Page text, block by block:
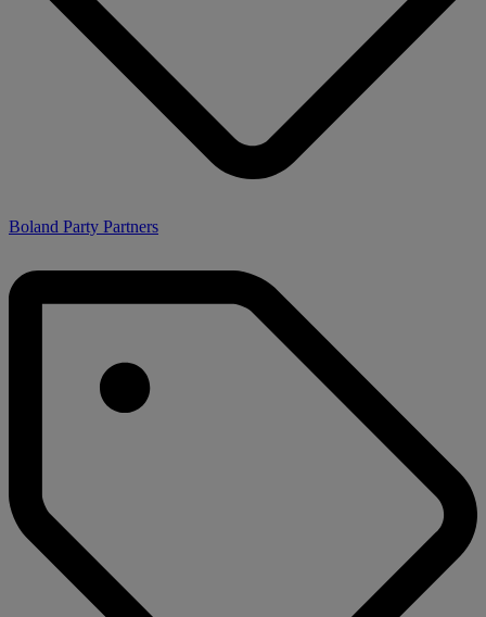
Boland Party Partners